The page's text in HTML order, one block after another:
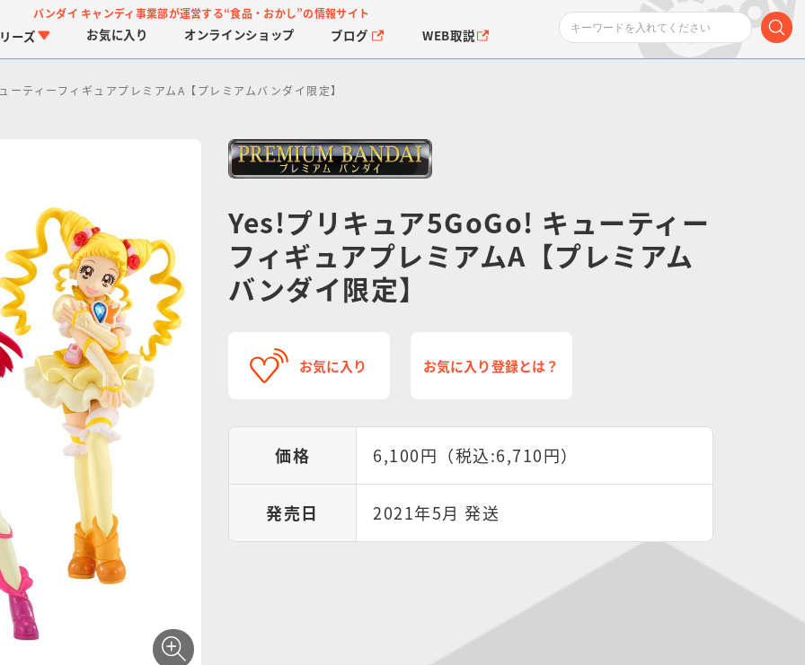
バンダイ キャンディ事業部が運営する“食品・おかし”の情報サイト
PROJECT R.E.D.・ス
ーパー戦隊シリーズ
プリキュアシリーズ ガンダムシリーズ ポケットモンスター
ーズ
つりグミ チョコサプ
にふぉるめーしょん＆
スクエアシール
SMPシリーズ
お気に入り オンラインショップ ブログ WEB取説
ティーフィギュアプレミアムA【プレミアムバンダイ限定】
Yes!プリキュア5GoGo! キューティー
フィギュアプレミアムA【プレミアム
バンダイ限定】
お気に入り お気に入り登録とは？
価格 6,100円（税込:6,710円）
発売日 2021年5月 発送